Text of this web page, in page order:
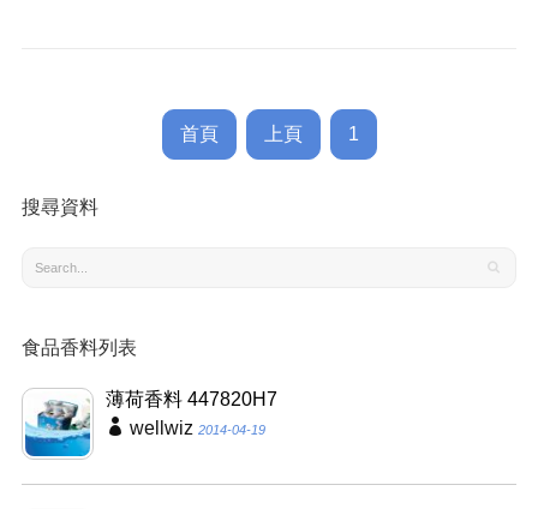
首頁 上頁 1
搜尋資料
食品香料列表
薄荷香料 447820H7
wellwiz 2014-04-19